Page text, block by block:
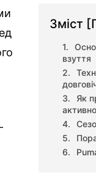
Зміст
взуття
Як